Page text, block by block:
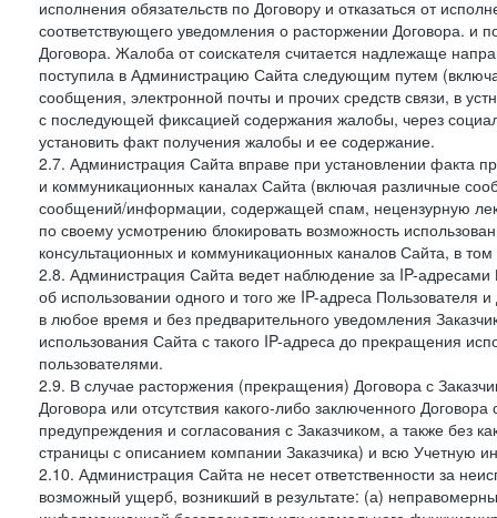
исполнения обязательств по Договору и отказаться от
соответствующего уведомления о расторжении Договора. и
Договора. Жалоба от соискателя считается надлежаще
поступила в Администрацию Сайта следующим путем
сообщения, электронной почты и прочих средств связи, в
с последующей фиксацией содержания жалобы, через
установить факт получения жалобы и ее содержание.
2.7. Администрация Сайта вправе при установлении факта
и коммуникационных каналах Сайта (включая различные
сообщений/информации, содержащей спам, нецензурную
по своему усмотрению блокировать возможность
консультационных и коммуникационных каналов Сайта, в
2.8. Администрация Сайта ведет наблюдение за IP-
об использовании одного и того же IP-адреса Пользователя
в любое время и без предварительного уведомления
использования Сайта с такого IP-адреса до прекращения
пользователями.
2.9. В случае расторжения (прекращения) Договора с
Договора или отсутствия какого-либо заключенного
предупреждения и согласования с Заказчиком, а также без
страницы с описанием компании Заказчика) и всю Учетную
2.10. Администрация Сайта не несет ответственности за
возможный ущерб, возникший в результате: (а)